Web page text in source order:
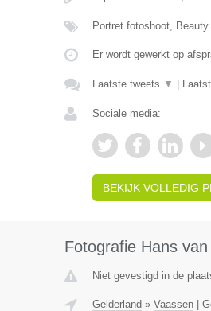
Portret fotoshoot,
Er wordt gewerkt op
Laatste tweets ▼
Sociale media:
BEKIJK VOLLEDIG
Fotografie Hans
Niet gevestigd in de
Gelderland » Vaassen|